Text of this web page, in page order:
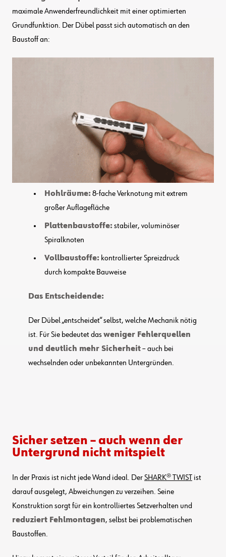
maximale Anwenderfreundlichkeit mit einer optimierten
Grundfunktion. Der Dübel passt sich automatisch an den
Baustoff an:
Hohlräume:8-fache Verknotung mit extrem
großer Auflagefläche
Plattenbaustoffe:stabiler, voluminöser
Spiralknoten
Vollbaustoffe: kontrollierter Spreizdruck
durch kompakte Bauweise
Das Entscheidende:
Der Dübel „entscheidet“ selbst, welche Mechanik nötig
ist. Für Sie bedeutet dasweniger Fehlerquellen
und deutlich mehr Sicherheit– auch bei
wechselnden oder unbekannten Untergründen.
Sicher setzen – auch wenn der
Untergrund nicht mitspielt
In der Praxis ist nicht jede Wand ideal. DerSHARK® TWIST
ist
darauf ausgelegt, Abweichungen zu verzeihen. Seine
Konstruktion sorgt für ein kontrolliertes Setzverhalten und
reduziert Fehlmontagen, selbst bei problematischen
Baustoffen.